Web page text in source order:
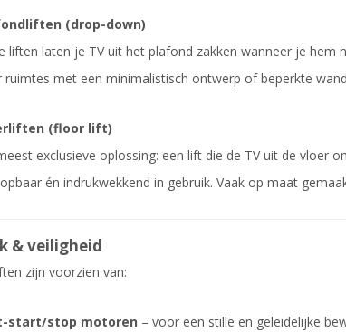
(drop-down)
liften laten je TV uit het plafond zakken wanneer je
ruimtes met een minimalistisch ontwerp of beperkte
(floor lift)
exclusieve oplossing: een lift die de TV uit de vloer
én indrukwekkend in gebruik. Vaak op maat
& veiligheid
zijn voorzien van:
start/stop motoren – voor een stille en geleidelijke